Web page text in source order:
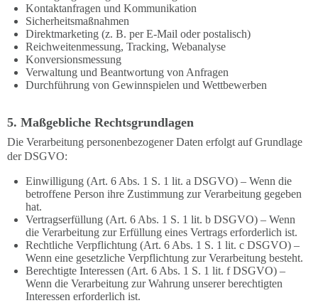
Kontaktanfragen und Kommunikation
Sicherheitsmaßnahmen
Direktmarketing (z. B. per E-Mail oder postalisch)
Reichweitenmessung, Tracking, Webanalyse
Konversionsmessung
Verwaltung und Beantwortung von Anfragen
Durchführung von Gewinnspielen und Wettbewerben
5. Maßgebliche Rechtsgrundlagen
Die Verarbeitung personenbezogener Daten erfolgt auf Grundlage
der DSGVO:
Einwilligung (Art. 6 Abs. 1 S. 1 lit. a DSGVO) – Wenn die
betroffene Person ihre Zustimmung zur Verarbeitung gegeben
hat.
Vertragserfüllung (Art. 6 Abs. 1 S. 1 lit. b DSGVO) – Wenn
die Verarbeitung zur Erfüllung eines Vertrags erforderlich ist.
Rechtliche Verpflichtung (Art. 6 Abs. 1 S. 1 lit. c DSGVO) –
Wenn eine gesetzliche Verpflichtung zur Verarbeitung besteht.
Berechtigte Interessen (Art. 6 Abs. 1 S. 1 lit. f DSGVO) –
Wenn die Verarbeitung zur Wahrung unserer berechtigten
Interessen erforderlich ist.